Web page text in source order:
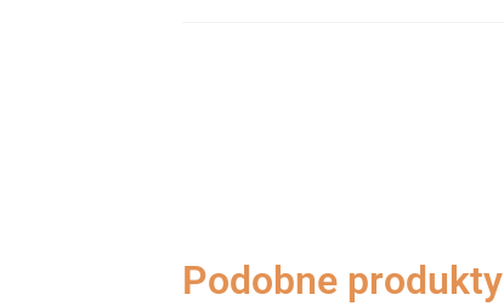
Podobne produkty